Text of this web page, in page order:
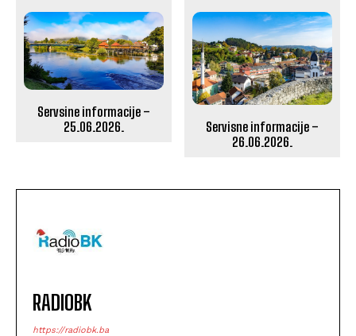
Servsine informacije –
25.06.2026.
Servisne informacije –
26.06.2026.
RADIOBK
https://radiobk.ba